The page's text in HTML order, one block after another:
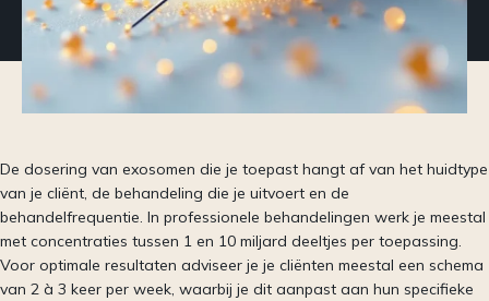
De dosering van exosomen die je toepast hangt af van het huidtype
van je cliënt, de behandeling die je uitvoert en de
behandelfrequentie. In professionele behandelingen werk je meestal
met concentraties tussen 1 en 10 miljard deeltjes per toepassing.
Voor optimale resultaten adviseer je je cliënten meestal een schema
van 2 à 3 keer per week, waarbij je dit aanpast aan hun specifieke